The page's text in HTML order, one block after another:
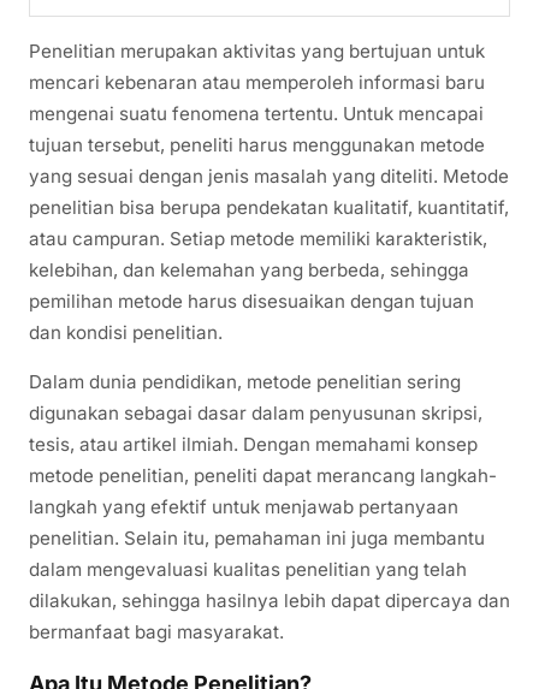
Penelitian merupakan aktivitas yang bertujuan untuk
mencari kebenaran atau memperoleh informasi baru
mengenai suatu fenomena tertentu. Untuk mencapai
tujuan tersebut, peneliti harus menggunakan metode
yang sesuai dengan jenis masalah yang diteliti. Metode
penelitian bisa berupa pendekatan kualitatif, kuantitatif,
atau campuran. Setiap metode memiliki karakteristik,
kelebihan, dan kelemahan yang berbeda, sehingga
pemilihan metode harus disesuaikan dengan tujuan
dan kondisi penelitian.
Dalam dunia pendidikan, metode penelitian sering
digunakan sebagai dasar dalam penyusunan skripsi,
tesis, atau artikel ilmiah. Dengan memahami konsep
metode penelitian, peneliti dapat merancang langkah-
langkah yang efektif untuk menjawab pertanyaan
penelitian. Selain itu, pemahaman ini juga membantu
dalam mengevaluasi kualitas penelitian yang telah
dilakukan, sehingga hasilnya lebih dapat dipercaya dan
bermanfaat bagi masyarakat.
Apa Itu Metode Penelitian?